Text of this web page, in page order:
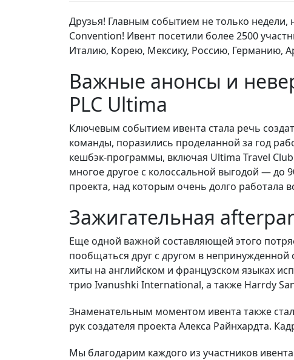
Друзья! Главным событием не только
Convention! Ивент посетили более 2500
Италию, Корею, Мексику, Россию, Германию,
Важные анонсы и
PLC Ultima
Ключевым событием ивента стала речь
команды, поразились проделанной за год
кешбэк-программы, включая Ultima Travel
многое другое с колоссальной выгодой — до
проекта, над которым очень долго работала
Зажигательная
Еще одной важной составляющей этого
пообщаться друг с другом в
хиты на английском и французском языках
трио Ivanushki International, а также Harrdy
Знаменательным моментом ивента также
рук создателя проекта Алекса Райнхардта.
Мы благодарим каждого из участников